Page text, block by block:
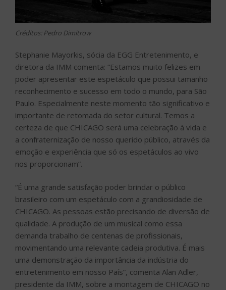
Créditos: Pedro Dimitrow
Stephanie Mayorkis, sócia da EGG Entretenimento, e
diretora da IMM comenta: “Estamos muito felizes em
poder apresentar este espetáculo que possui tamanho
reconhecimento e sucesso em todo o mundo, para São
Paulo. Especialmente neste momento tão significativo e
importante de retomada do setor cultural. Temos a
certeza de que CHICAGO será uma celebração à vida e
a confraternização de nosso querido público, através da
emoção e experiência que só os espetáculos ao vivo
nos proporcionam”.
“É uma grande satisfação poder brindar o público
brasileiro com um espetáculo com a grandiosidade de
CHICAGO. As pessoas estão precisando de diversão de
qualidade. A produção de um musical como essa
demanda trabalho de centenas de profissionais,
movimentando uma relevante cadeia produtiva. É mais
uma demonstração da importância da indústria do
entretenimento em nosso País”, comenta Alan Adler,
presidente da IMM, sobre a montagem de CHICAGO no